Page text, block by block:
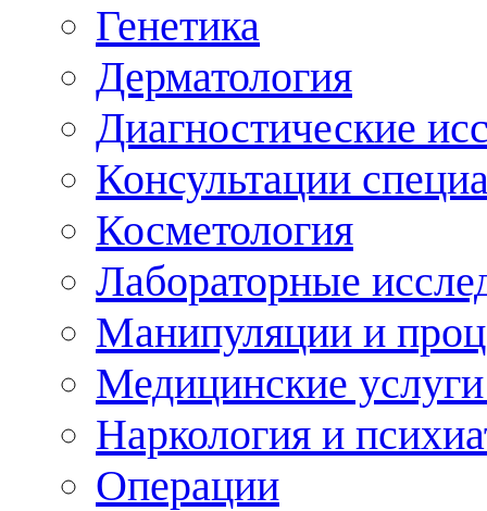
Генетика
Дерматология
Диагностические
Консультации
Косметология
Лабораторные
Манипуляции и
Медицинские
Наркология и
Операции